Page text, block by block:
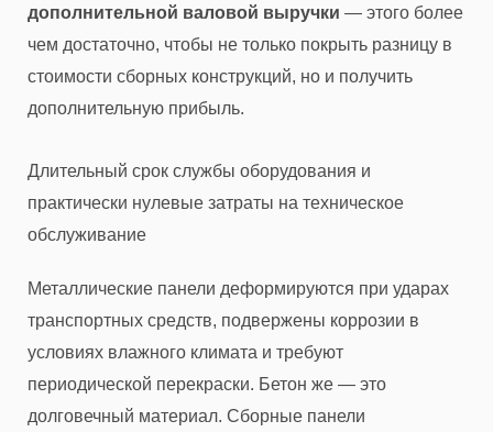
дополнительной валовой выручки — этого более
чем достаточно, чтобы не только покрыть разницу в
стоимости сборных конструкций, но и получить
дополнительную прибыль.
Длительный срок службы оборудования и
практически нулевые затраты на техническое
обслуживание
Металлические панели деформируются при ударах
транспортных средств, подвержены коррозии в
условиях влажного климата и требуют
периодической перекраски. Бетон же — это
долговечный материал. Сборные панели